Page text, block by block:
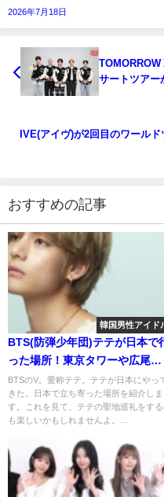
2026年7月18日
サートツアー
IVE(アイヴ)が2回目のワール
おすすめの記事
韓国男性アイド
BTS(防弾少年団)テテが日本で
った場所！東京タワーや広尾の
油そばで食べたものも詳しく！
BTSのV。愛称テテ。テテが日本にやっ
きた。日本で立ち寄った場所を紹介しま
す。これを見て、テテの聖地巡礼をす
も楽しいかもしれませんよ。...